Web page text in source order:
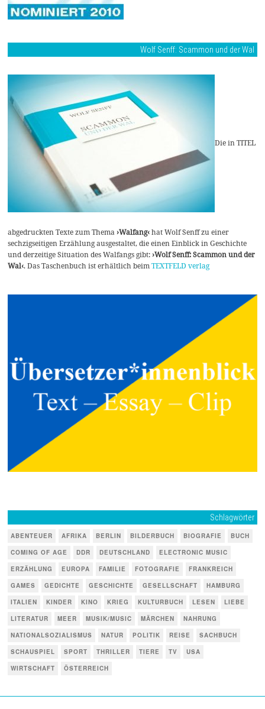
Wolf Senff: Scammon und der Wal
Die in TITEL
abgedruckten Texte zum Thema›Walfang‹hat Wolf Senff zu einer
sechzigseitigen Erzählung ausgestaltet, die einen Einblick in Geschichte
und derzeitige Situation des Walfangs gibt:›Wolf Senff: Scammon und der
Wal‹. Das Taschenbuch ist erhältlich beimTEXTFELD verlag
Schlagwörter
ABENTEUER AFRIKA BERLIN BILDERBUCH BIOGRAFIE
BUCH
COMING OF AGE
DDR DEUTSCHLAND
ELECTRONIC MUSIC
ERZÄHLUNG
EUROPA FAMILIE FOTOGRAFIE
FRANKREICH
GAMES
GEDICHTE GESCHICHTE GESELLSCHAFT
HAMBURG
ITALIEN
KINDER KINO KRIEG KULTURBUCH LESEN
LIEBE
LITERATUR
MEER MUSIK/MUSIC MÄRCHEN
NAHRUNG
NATIONALSOZIALISMUS
NATUR POLITIK REISE
SACHBUCH
SCHAUSPIEL
SPORT THRILLER TIERE TV
USA
WIRTSCHAFT
ÖSTERREICH